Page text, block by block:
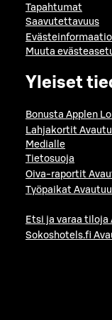
Tapahtumat
Saavutettavuus
Evästeinformaatio
Muuta
Yleiset
Bonusta Applen
Lahjakortit
Medialle
Tietosuoja
Oiva-raportit
Työpaikat
Etsi ja varaa tiloja
Sokoshotels.fi